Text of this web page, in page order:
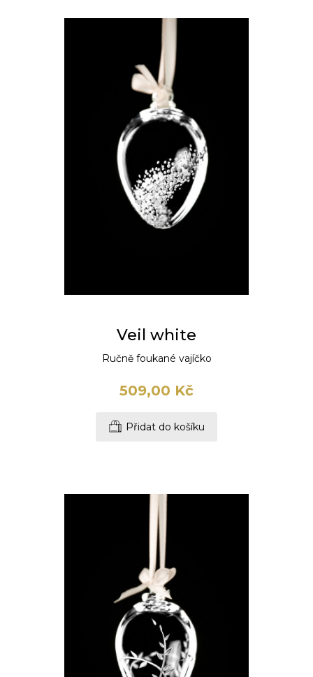
Veil white
Ručně foukané vajíčko
509,00 Kč
Přidat do košíku